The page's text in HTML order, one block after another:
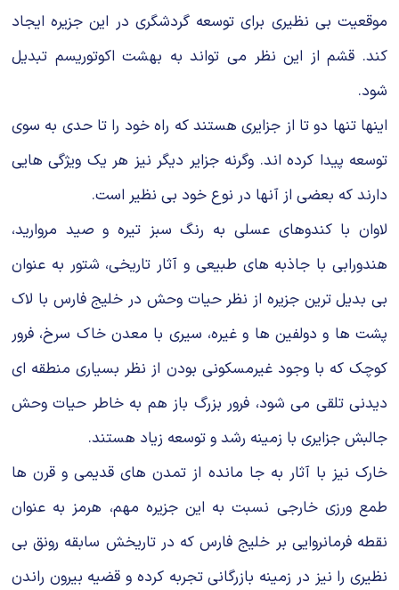
موقعیت بی نظیری برای توسعه گردشگری در این جزیره ایجاد
کند. قشم از این نظر می تواند به بهشت اکوتوریسم تبدیل
شود.
اینها تنها دو تا از جزایری هستند که راه خود را تا حدی به سوی
توسعه پیدا کرده اند. وگرنه جزایر دیگر نیز هر یک ویژگی هایی
دارند که بعضی از آنها در نوع خود بی نظیر است.
لاوان با کندوهای عسلی به رنگ سبز تیره و صید مروارید،
هندورابی با جاذبه های طبیعی و آثار تاریخی، شتور به عنوان
بی بدیل ترین جزیره از نظر حیات وحش در خلیج فارس با لاک
پشت ها و دولفین ها و غیره، سیری با معدن خاک سرخ، فرور
کوچک که با وجود غیرمسکونی بودن از نظر بسیاری منطقه ای
دیدنی تلقی می شود، فرور بزرگ باز هم به خاطر حیات وحش
جالبش جزایری با زمینه رشد و توسعه زیاد هستند.
خارک نیز با آثار به جا مانده از تمدن های قدیمی و قرن ها
طمع ورزی خارجی نسبت به این جزیره مهم، هرمز به عنوان
نقطه فرمانروایی بر خلیج فارس که در تاریخش سابقه رونق بی
نظیری را نیز در زمینه بازرگانی تجربه کرده و قضیه بیرون راندن